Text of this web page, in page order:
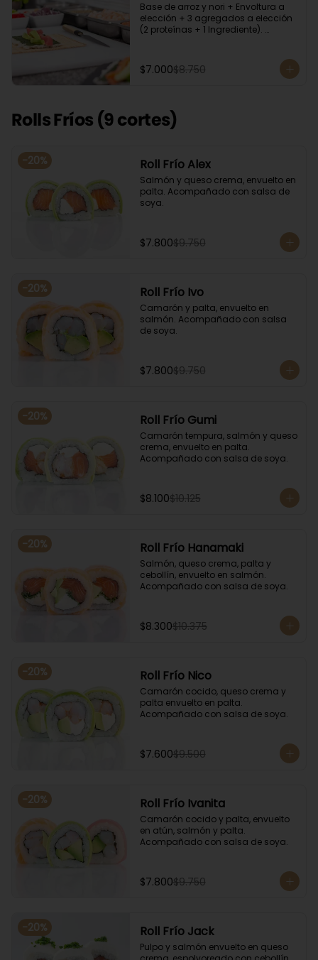
Base de arroz y nori + Envoltura a
elección + 3 agregados a elección
(2 proteínas + 1 Ingrediente).
$7.000$8.750
Rolls Fríos (9 cortes)
-20% Roll Frío Alex
Salmón y queso crema, envuelto en
palta. Acompañado con salsa de
soya.
$7.800$9.750
-20% Roll Frío Ivo
Camarón y palta, envuelto en
salmón. Acompañado con salsa
de soya.
$7.800$9.750
-20% Roll Frío Gumi
Camarón tempura, salmón y queso
crema, envuelto en palta.
Acompañado con salsa de soya.
$8.100$10.125
-20% Roll Frío Hanamaki
Salmón, queso crema, palta y
cebollín, envuelto en salmón.
Acompañado con salsa de soya.
$8.300$10.375
-20% Roll Frío Nico
Camarón cocido, queso crema y
palta envuelto en palta.
Acompañado con salsa de soya.
$7.600$9.500
-20% Roll Frío Ivanita
Camarón cocido y palta, envuelto
en atún, salmón y palta.
Acompañado con salsa de soya.
$7.800$9.750
-20% Roll Frío Jack
Pulpo y salmón envuelto en queso